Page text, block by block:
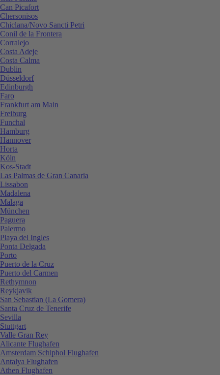
Can Picafort
Chersonisos
Chiclana/Novo Sancti Petri
Conil de la Frontera
Corralejo
Costa Adeje
Costa Calma
Dublin
Düsseldorf
Edinburgh
Faro
Frankfurt am Main
Freiburg
Funchal
Hamburg
Hannover
Horta
Köln
Kos-Stadt
Las Palmas de Gran Canaria
Lissabon
Madalena
Malaga
München
Paguera
Palermo
Playa del Ingles
Ponta Delgada
Porto
Puerto de la Cruz
Puerto del Carmen
Rethymnon
Reykjavik
San Sebastian (La Gomera)
Santa Cruz de Tenerife
Sevilla
Stuttgart
Valle Gran Rey
Alicante Flughafen
Amsterdam Schiphol Flughafen
Antalya Flughafen
Athen Flughafen